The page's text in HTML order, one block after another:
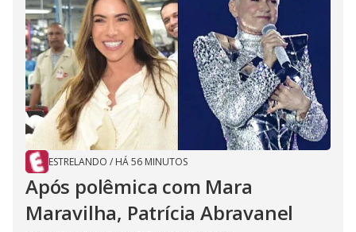
ESTRELANDO / HÁ 56 MINUTOS
Após polêmica com Mara
Maravilha, Patrícia Abravanel